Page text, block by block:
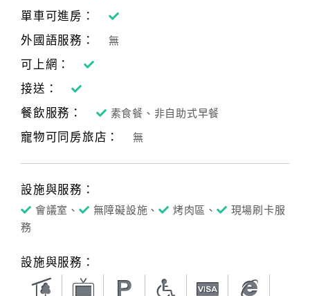
單車可進房：
外國語服務：
無
可上網：
接送：
餐飲服務：
素食餐、非自助式早餐
寵物可同房旅店： 無
設施與服務：
會議室、 無障礙設施、 烤肉區、
現場刷卡服
務
設施與服務：